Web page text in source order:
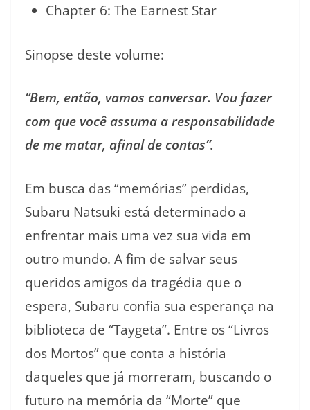
Chapter 6: The Earnest Star
Sinopse deste volume:
“Bem, então, vamos conversar. Vou fazer
com que você assuma a responsabilidade
de me matar, afinal de contas”.
Em busca das “memórias” perdidas,
Subaru Natsuki está determinado a
enfrentar mais uma vez sua vida em
outro mundo. A fim de salvar seus
queridos amigos da tragédia que o
espera, Subaru confia sua esperança na
biblioteca de “Taygeta”. Entre os “Livros
dos Mortos” que conta a história
daqueles que já morreram, buscando o
futuro na memória da “Morte” que